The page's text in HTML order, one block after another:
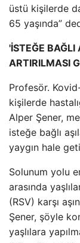
üstü kişilerde
65 yaşında”
'İSTEĞE BAĞLI
ARTIRILMASI
Profesör. Kovid-
kişilerde
Alper Şener,
isteğe bağlı
yaygın hale
Solunum yolu
arasında
(RSV) karşı
Şener, şöyle
yaşlılara